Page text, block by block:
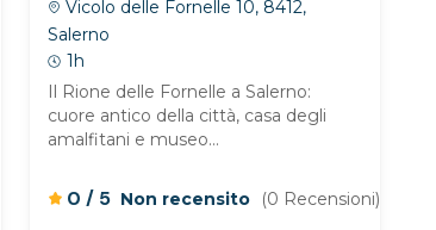
Vicolo delle Fornelle 10, 8412,
Salerno
1h
Il Rione delle Fornelle a Salerno:
cuore antico della città, casa degli
amalfitani e museo...
0 /5 Non recensito (0 Recensioni)